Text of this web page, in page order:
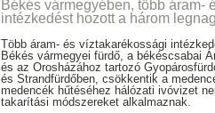
Békés vármegyében, több áram-
intézkedést hozott a három
Több áram- és víztakarékossági
Békés vármegyei fürdő, a békéscsabai
és az Orosházához tartozó
és Strandfürdőben, csökkentik a
medencék hűtéséhez hálózati ivóvizet
takarítási módszereket alkalmaznak.